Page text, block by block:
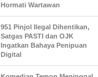
Hormati Wartawan
951 Pinjol Ilegal Dihentikan,
Satgas PASTI dan OJK
Ingatkan Bahaya Penipuan
Digital